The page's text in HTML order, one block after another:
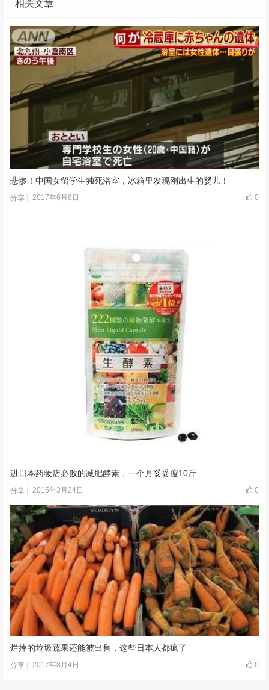
相关文章
悲惨！中国女留学生独死浴室，冰箱里发现刚出生的婴儿！
分享 2017年6月6日 0
进日本药妆店必败的减肥酵素，一个月妥妥瘦10斤
分享 2015年3月24日 0
烂掉的垃圾蔬果还能被出售，这些日本人都疯了
分享 2017年8月4日 0